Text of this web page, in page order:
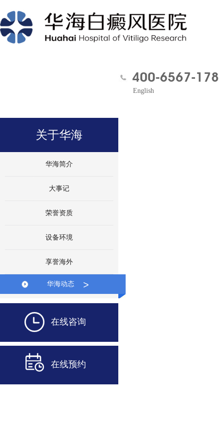
400-6567-178
English
关于华海
华海简介
大事记
荣誉资质
设备环境
享誉海外
华海动态 >
在线咨询
在线预约